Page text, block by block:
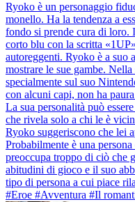
Ryoko è un personaggio
monello. Ha la tendenza a
fondo si prende cura di loro.
corto blu con la scritta
autoreggenti. Ryoko è a suo
mostrare le sue gambe.
specialmente sul suo
con alcuni capi, non ha
La sua personalità può
che rivela solo a chi le è
Ryoko suggeriscono che lei
Probabilmente è una
preoccupa troppo di ciò che
abitudini di gioco e il suo
tipo di persona a cui piace
#Eroe #Avventura #Il